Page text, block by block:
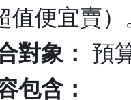
值便宜賣
對象： 預
包含：